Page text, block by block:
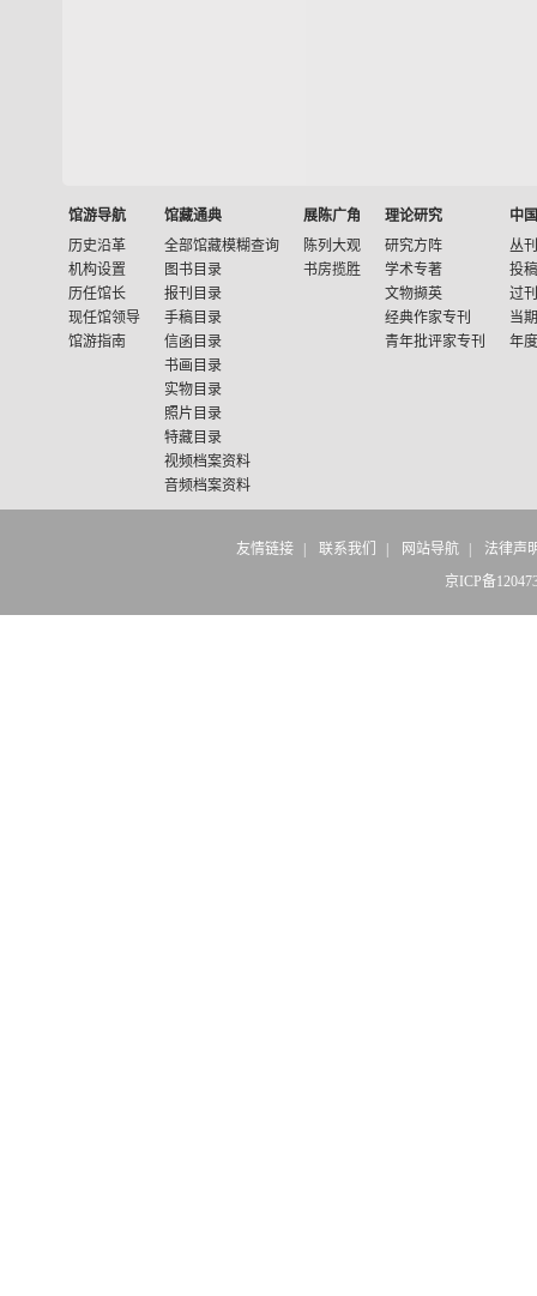
馆游导航
历史沿革
机构设置
历任馆长
现任馆领导
馆游指南
馆藏通典
全部馆藏模糊查询
图书目录
报刊目录
手稿目录
信函目录
书画目录
实物目录
照片目录
特藏目录
视频档案资料
音频档案资料
展陈广角
陈列大观
书房揽胜
理论研究
研究方阵
学术专著
文物撷英
经典作家专刊
青年批评家专刊
中
丛
投
过
当
年
友情链接 联系我们 网站导航
法律声
京ICP备